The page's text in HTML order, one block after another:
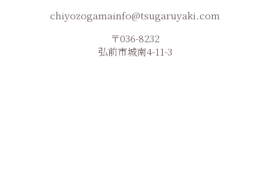
chiyozogamainfo@tsugaruyaki.com
〒036-8232
弘前市城南4-11-3